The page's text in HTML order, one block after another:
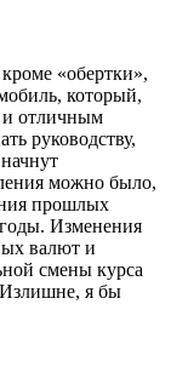
«обертки»,
который,
и отличным
руководству,
можно было,
прошлых
Изменения
валют и
смены курса
Излишне, я бы